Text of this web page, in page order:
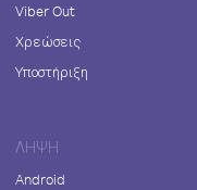
Viber Out
Χρεώσεις
Υποστήριξη
ΛΉΨΗ
Android